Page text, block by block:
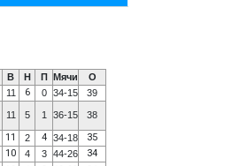
В Н П Мячи
О
11 6 0 34-15 39
11 5 1 36-15 38
11 2 4 34-18 35
10 4 3 44-26 34